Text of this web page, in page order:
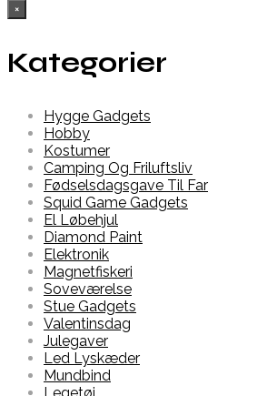
×
Kategorier
Hygge Gadgets
Hobby
Kostumer
Camping Og Friluftsliv
Fødselsdagsgave Til Far
Squid Game Gadgets
El Løbehjul
Diamond Paint
Elektronik
Magnetfiskeri
Soveværelse
Stue Gadgets
Valentinsdag
Julegaver
Led Lyskæder
Mundbind